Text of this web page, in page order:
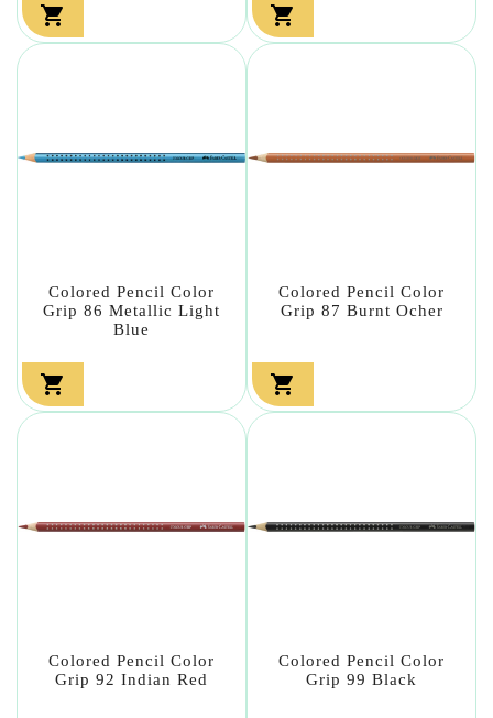
 
Colored Pencil Color
Grip 86 Metallic Light
Blue

Colored Pencil Color
Grip 87 Burnt Ocher

Colored Pencil Color
Grip 92 Indian Red
Colored Pencil Color
Grip 99 Black